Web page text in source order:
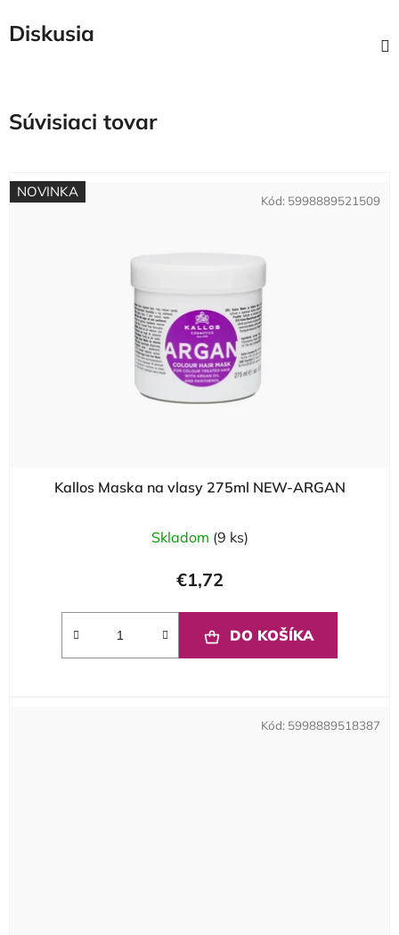
Diskusia
Súvisiaci tovar
NOVINKA
Kallos Maska na vlasy 275ml NEW-ARGAN
Skladom (9 ks)
€1,72
DO KOŠÍKA
Kód: 5998889521509
Kód: 5998889518387